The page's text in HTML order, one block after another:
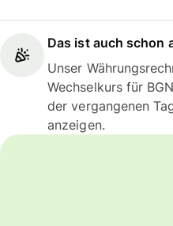
Das ist auch schon
Unser
Wechselkurs für
der vergangenen
anzeigen.